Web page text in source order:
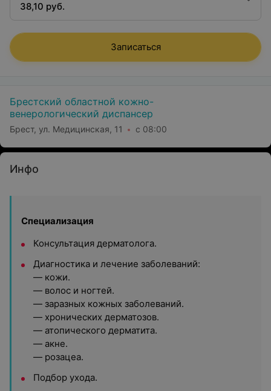
38,10 руб.
Записаться
Брестский областной кожно-
венерологический диспансер
Брест, ул. Медицинская, 11 с 08:00
Инфо
Специализация
Консультация дерматолога.
Диагностика и лечение заболеваний:
— кожи.
— волос и ногтей.
— заразных кожных заболеваний.
— хронических дерматозов.
— атопического дерматита.
— акне.
— розацеа.
Подбор ухода.